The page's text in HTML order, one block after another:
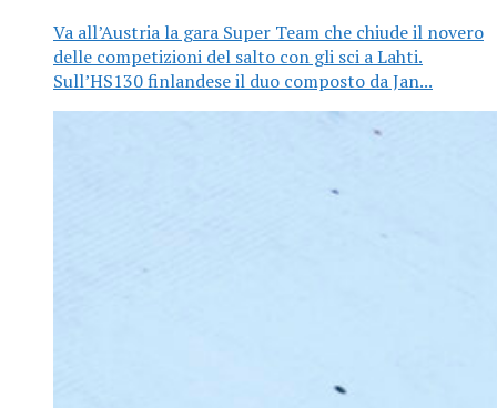
Va all’Austria la gara Super Team che chiude il novero
delle competizioni del salto con gli sci a Lahti.
Sull’HS130 finlandese il duo composto da Jan...